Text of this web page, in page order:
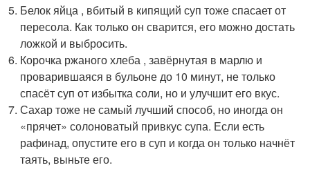
Белок яйца , вбитый в кипящий суп тоже спасает от
пересола. Как только он сварится, его можно достать
ложкой и выбросить.
Корочка ржаного хлеба , завёрнутая в марлю и
проварившаяся в бульоне до 10 минут, не только
спасёт суп от избытка соли, но и улучшит его вкус.
Сахар тоже не самый лучший способ, но иногда он
«прячет» солоноватый привкус супа. Если есть
рафинад, опустите его в суп и когда он только начнёт
таять, выньте его.